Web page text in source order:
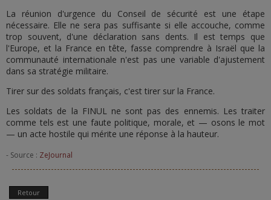
La réunion d'urgence du Conseil de sécurité est une étape
nécessaire. Elle ne sera pas suffisante si elle accouche, comme
trop souvent, d'une déclaration sans dents. Il est temps que
l'Europe, et la France en tête, fasse comprendre à Israël que la
communauté internationale n'est pas une variable d'ajustement
dans sa stratégie militaire.
Tirer sur des soldats français, c'est tirer sur la France.
Les soldats de la FINUL ne sont pas des ennemis. Les traiter
comme tels est une faute politique, morale, et — osons le mot
— un acte hostile qui mérite une réponse à la hauteur.
- Source : ZeJournal
Retour